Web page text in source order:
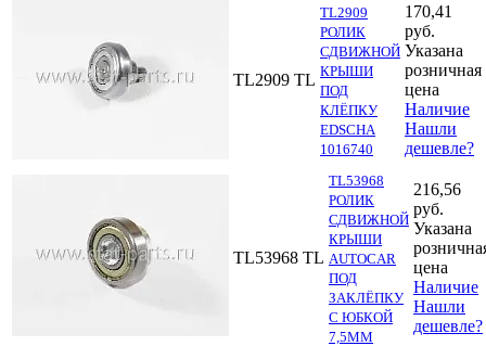
TL2909 TL
TL2909
РОЛИК
СДВИЖНОЙ
КРЫШИ
ПОД
КЛЁПКУ
EDSCHA
1016740
170,41
руб.
Указана
розничная
цена
Наличие
Нашли
дешевле?
TL53968 TL
TL53968
РОЛИК
СДВИЖНОЙ
КРЫШИ
AUTOCAR
ПОД
ЗАКЛЁПКУ
С ЮБКОЙ
7,5ММ
216,56
руб.
Указана
цена
Наличие
Нашли
дешевле?